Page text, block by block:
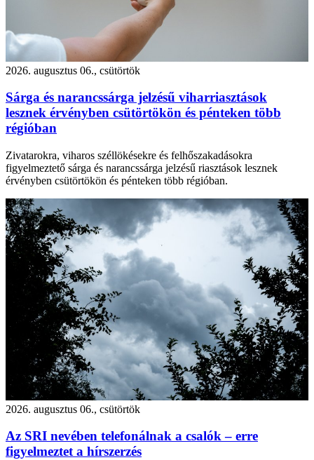
2026. augusztus 06., csütörtök
Sárga és narancssárga jelzésű viharriasztások
lesznek érvényben csütörtökön és pénteken több
régióban
Zivatarokra, viharos széllökésekre és felhőszakadásokra
figyelmeztető sárga és narancssárga jelzésű riasztások lesznek
érvényben csütörtökön és pénteken több régióban.
2026. augusztus 06., csütörtök
Az SRI nevében telefonálnak a csalók – erre
figyelmeztet a hírszerzés